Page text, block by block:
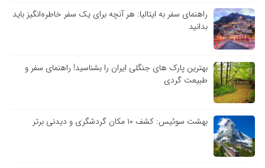
راهنمای سفر به ایتالیا: هر آنچه برای یک سفر خاطره‌انگیز باید
بدانید
بهترین پارک های جنگلی ایران را بشناسید! راهنمای سفر و
طبیعت گردی
بهشت سوئیس: کشف ۱۰ مکان گردشگری و دیدنی برتر